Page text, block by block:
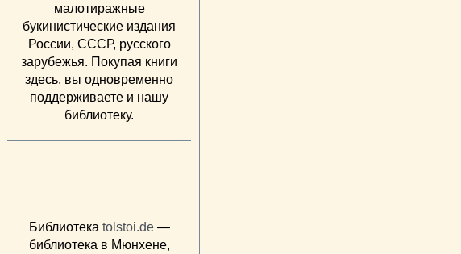
малотиражные
букинистические издания
России, СССР, русского
зарубежья. Покупая книги
здесь, вы одновременно
поддерживаете и нашу
библиотеку.
Библиотека tolstoi.de—
библиотека в Мюнхене,